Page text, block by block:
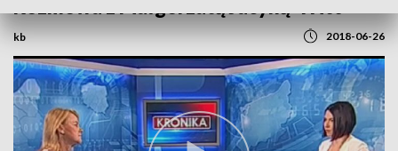
kb 2018-06-26